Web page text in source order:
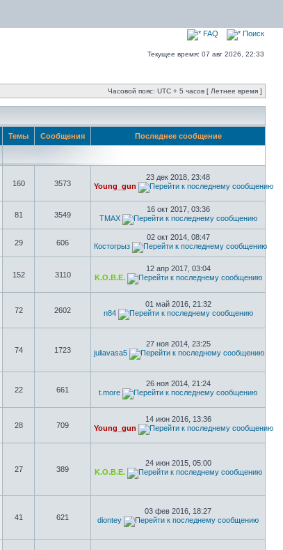
FAQ Поиск
Текущее время: 07 авг 2026, 22:33
Часовой пояс: UTC + 5 часов [ Летнее время ]
Темы Сообщения Последнее сообщение
160 3573
23 дек 2018, 23:48
Young_gun
81 3549
16 окт 2017, 03:36
TMAX
29 606
02 окт 2014, 08:47
Костогрыз
152 3110
12 апр 2017, 03:04
K.O.B.E.
72 2602
01 май 2016, 21:32
n84
74 1723
27 ноя 2014, 23:25
juliavasa5
22 661
26 ноя 2014, 21:24
t.more
28 709
14 июн 2016, 13:36
Young_gun
27 389
24 июн 2015, 05:00
K.O.B.E.
41 621
03 фев 2016, 18:27
diontey